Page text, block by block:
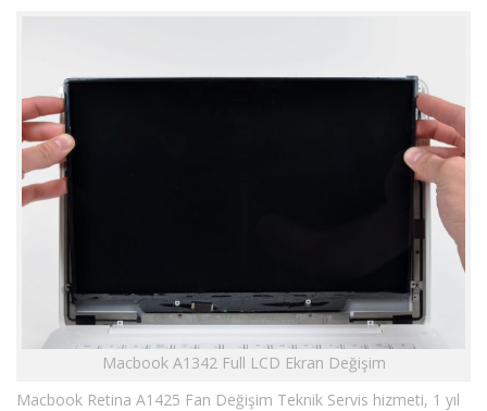
Macbook A1342 Full LCD Ekran Değişim
Macbook Retina A1425 Fan Değişim Teknik Servis hizmeti, 1 yıl